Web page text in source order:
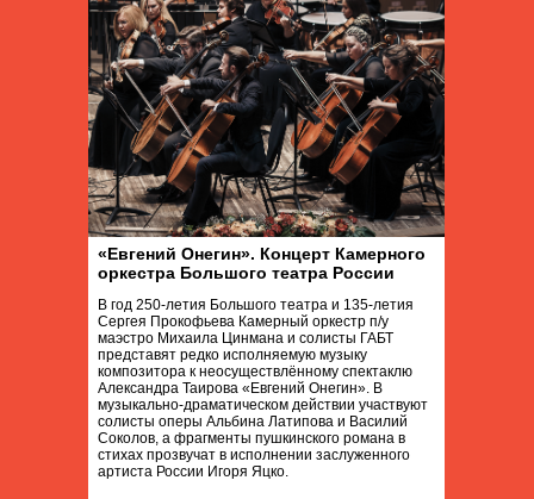
«Евгений Онегин». Концерт Камерного
оркестра Большого театра России
В год 250-летия Большого театра и 135-летия
Сергея Прокофьева Камерный оркестр п/у
маэстро Михаила Цинмана и солисты ГАБТ
представят редко исполняемую музыку
композитора к неосуществлённому спектаклю
Александра Таирова «Евгений Онегин». В
музыкально-драматическом действии участвуют
солисты оперы Альбина Латипова и Василий
Соколов, а фрагменты пушкинского романа в
стихах прозвучат в исполнении заслуженного
артиста России Игоря Яцко.